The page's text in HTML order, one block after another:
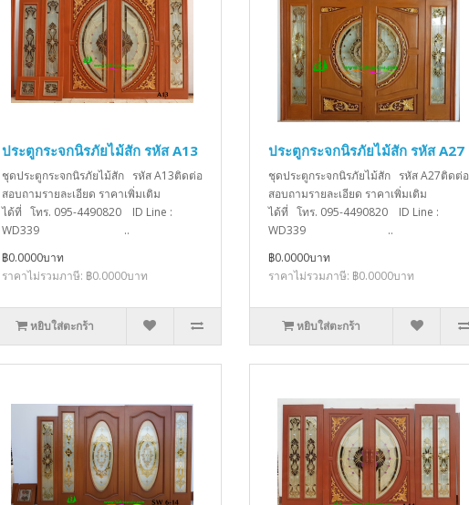
ประตูกระจกนิรภัยไม้สัก รหัส A13
ชุดประตูกระจกนิรภัยไม้สัก รหัส A13ติดต่อ
สอบถามรายละเอียด ราคาเพิ่มเติม
ได้ที่ โทร. 095-4490820 ID Line :
WD339 ..
฿0.0000บาท
ราคาไม่รวมภาษี: ฿0.0000บาท
หยิบใส่ตะกร้า
ประตูกระจกนิรภัยไม้สัก รหัส A27
ชุดประตูกระจกนิรภัยไม้สัก รหัส A27ติดต่อ
สอบถามรายละเอียด ราคาเพิ่มเติม
ได้ที่ โทร. 095-4490820 ID Line :
WD339 ..
฿0.0000บาท
ราคาไม่รวมภาษี: ฿0.0000บาท
หยิบใส่ตะกร้า